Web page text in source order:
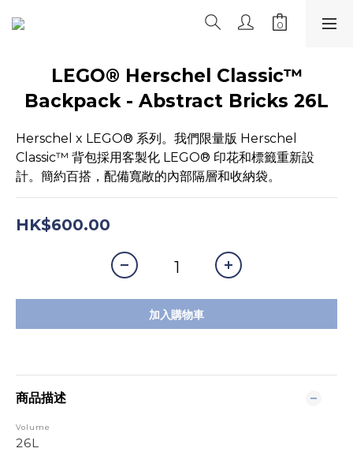
LEGO® Herschel Classic™
Backpack - Abstract Bricks 26L
Herschel x LEGO® 系列。我們限量版 Herschel
Classic™ 背包採用客製化 LEGO® 印花和標籤重新設
計。簡約百搭，配備寬敞的內部隔層和收納袋。
HK$600.00
加入購物車
商品描述
Volume
26L